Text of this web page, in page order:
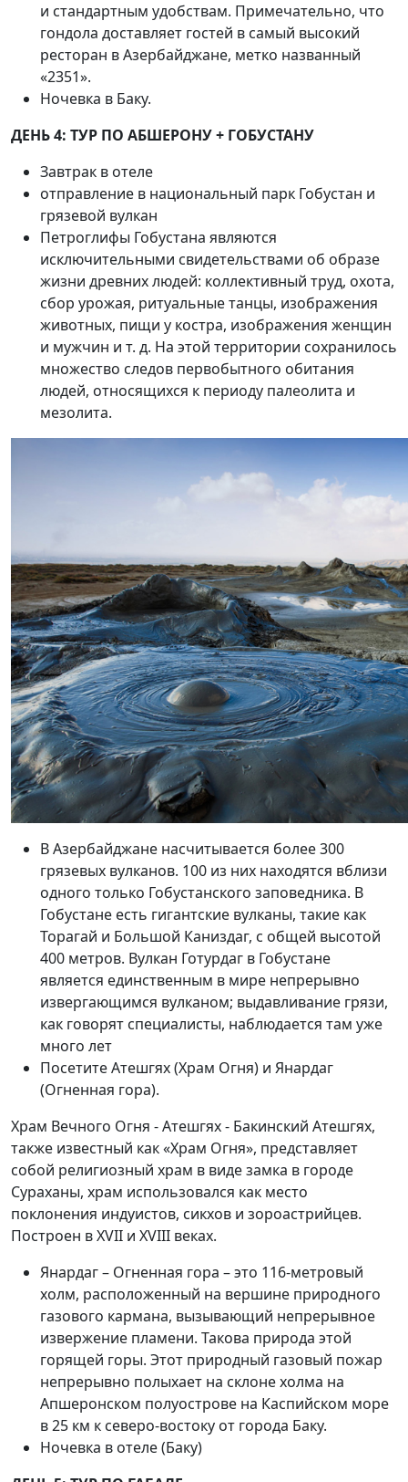
и стандартным удобствам. Примечательно, что
гондола доставляет гостей в самый высокий
ресторан в Азербайджане, метко названный
«2351».
Ночевка в Баку.
ДЕНЬ 4: ТУР ПО АБШЕРОНУ + ГОБУСТАНУ
Завтрак в отеле
отправление в национальный парк Гобустан и
грязевой вулкан
Петроглифы Гобустана являются
исключительными свидетельствами об образе
жизни древних людей: коллективный труд, охота,
сбор урожая, ритуальные танцы, изображения
животных, пищи у костра, изображения женщин
и мужчин и т. д. На этой территории сохранилось
множество следов первобытного обитания
людей, относящихся к периоду палеолита и
мезолита.
В Азербайджане насчитывается более 300
грязевых вулканов. 100 из них находятся вблизи
одного только Гобустанского заповедника. В
Гобустане есть гигантские вулканы, такие как
Торагай и Большой Каниздаг, с общей высотой
400 метров. Вулкан Готурдаг в Гобустане
является единственным в мире непрерывно
извергающимся вулканом; выдавливание грязи,
как говорят специалисты, наблюдается там уже
много лет
Посетите Атешгях (Храм Огня) и Янардаг
(Огненная гора).
Храм Вечного Огня - Атешгях - Бакинский Атешгях,
также известный как «Храм Огня», представляет
собой религиозный храм в виде замка в городе
Сураханы, храм использовался как место
поклонения индуистов, сикхов и зороастрийцев.
Построен в XVII и XVIII веках.
Янардаг – Огненная гора – это 116-метровый
холм, расположенный на вершине природного
газового кармана, вызывающий непрерывное
извержение пламени. Такова природа этой
горящей горы. Этот природный газовый пожар
непрерывно полыхает на склоне холма на
Апшеронском полуострове на Каспийском море
в 25 км к северо-востоку от города Баку.
Ночевка в отеле (Баку)